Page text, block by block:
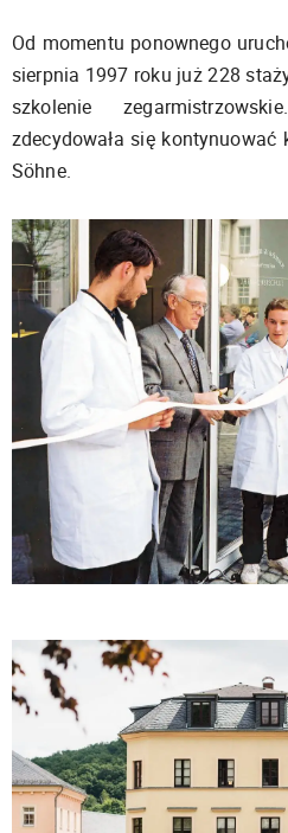
Od momentu ponownego
sierpnia 1997 roku już 228
szkolenie
zdecydowała się
Söhne.